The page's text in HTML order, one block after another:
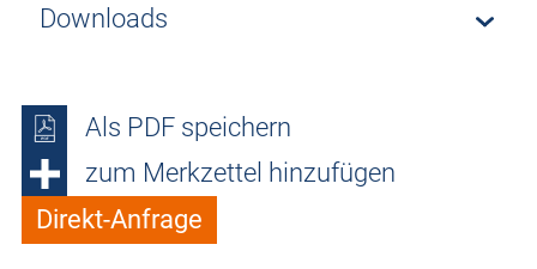
Downloads
Als PDF speichern
zum Merkzettel hinzufügen
Direkt-Anfrage